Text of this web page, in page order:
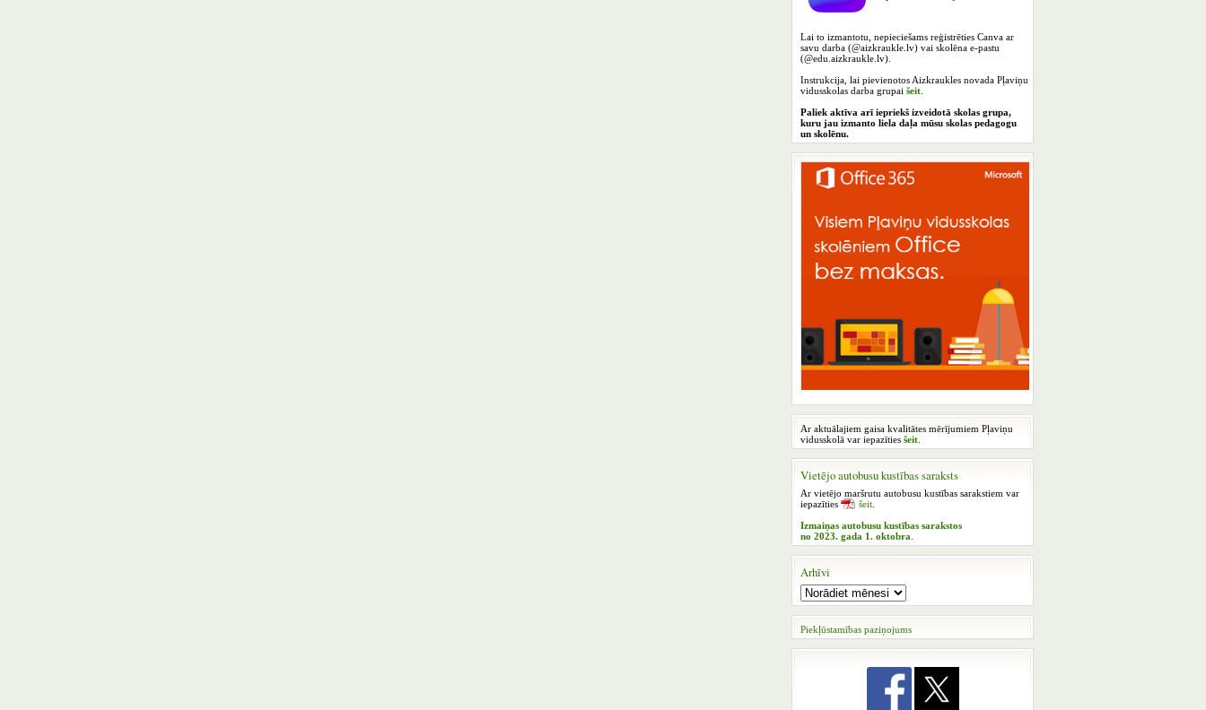
Lai to izmantotu, nepieciešams reģistrēties Canva ar
savu darba (@aizkraukle.lv) vai skolēna e-pastu
(@edu.aizkraukle.lv).
Instrukcija, lai pievienotos Aizkraukles novada Pļaviņu
vidusskolas darba grupai šeit
Paliek aktīva arī iepriekš izveidotā skolas grupa,
kuru jau izmanto liela daļa mūsu skolas pedagogu
un skolēnu.
Ar aktuālajiem gaisa kvalitātes mērījumiem Pļaviņu
vidusskolā var iepazīties šeit
Vietējo autobusu kustības saraksts
Ar vietējo maršrutu autobusu kustības sarakstiem var
iepazīties
šeit
Izmaiņas autobusu kustības sarakstos
no 2023. gada 1. oktobra
Arhīvi
Piekļūstamības paziņojums